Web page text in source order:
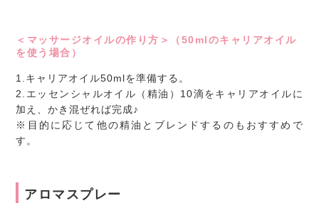
＜マッサージオイルの作り方＞（50mlのキャリアオイル
を使う場合）
1.キャリアオイル50mlを準備する。
2.エッセンシャルオイル（精油）10滴をキャリアオイルに
加え、かき混ぜれば完成♪
※目的に応じて他の精油とブレンドするのもおすすめで
す。
アロマスプレー